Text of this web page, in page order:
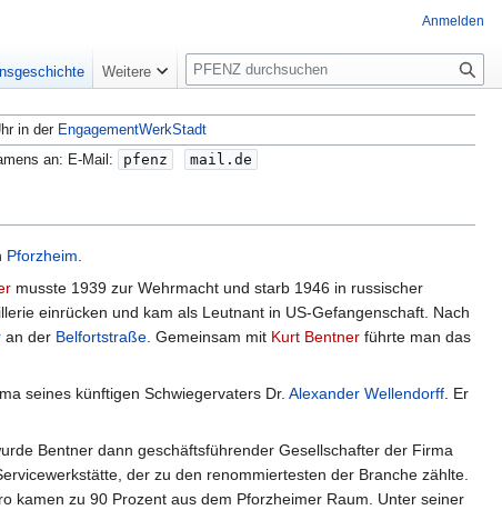
in der EngagementWerkStadt
an: E-Mail:
pfenz mail.de
Pforzheim
musste 1939 zur Wehrmacht und starb 1946 in russischer
einrücken und kam als Leutnant in US-Gefangenschaft. Nach
an der Belfortstraße . Gemeinsam mit Kurt Bentner führte man das
seines künftigen Schwiegervaters Dr. Alexander Wellendorff . Er
Bentner dann geschäftsführender Gesellschafter der Firma
der zu den renommiertesten der Branche zählte.
kamen zu 90 Prozent aus dem Pforzheimer Raum. Unter seiner
Anmelden
Weitere
S
u
c
h
e